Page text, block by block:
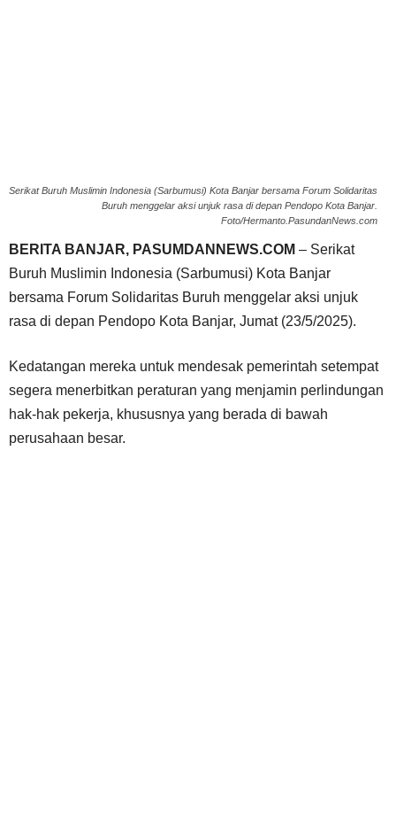
Serikat Buruh Muslimin Indonesia (Sarbumusi) Kota Banjar bersama Forum Solidaritas
Buruh menggelar aksi unjuk rasa di depan Pendopo Kota Banjar.
Foto/Hermanto.PasundanNews.com
BERITA BANJAR, PASUMDANNEWS.COM – Serikat
Buruh Muslimin Indonesia (Sarbumusi) Kota Banjar
bersama Forum Solidaritas Buruh menggelar aksi unjuk
rasa di depan Pendopo Kota Banjar, Jumat (23/5/2025).
Kedatangan mereka untuk mendesak pemerintah setempat
segera menerbitkan peraturan yang menjamin perlindungan
hak-hak pekerja, khususnya yang berada di bawah
perusahaan besar.